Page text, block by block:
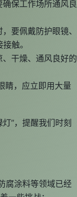
保工作场所通风良
要佩戴防护眼镜、
触。
干燥、通风良好的
睛，应立即用大量
”，提醒我们时刻
腐涂料等领域已经